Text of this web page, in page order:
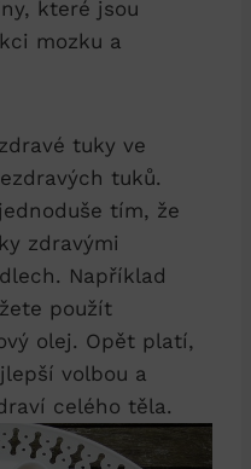
které jsou
mozku a
tuky ve
tuků.
tím, že
zdravými
Například
použít
olej. Opět platí,
volbou a
celého těla.